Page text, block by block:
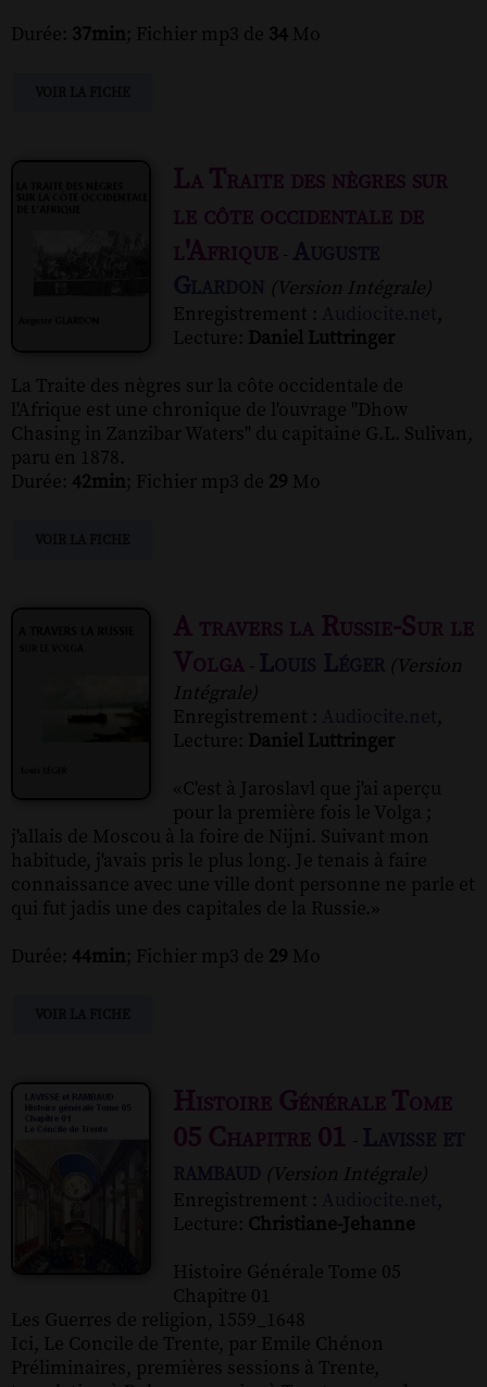
Durée: 37min; Fichier mp3 de 34 Mo
La Traite des nègres sur
le côte occidentale de
l'Afrique -
(Version Intégrale)
Enregistrement :
,
Lecture: Daniel Luttringer
La Traite des nègres sur la côte occidentale de
l'Afrique est une chronique de l'ouvrage "Dhow
Chasing in Zanzibar Waters" du capitaine G.L. Sulivan,
paru en 1878.
Durée: 42min; Fichier mp3 de 29 Mo
A travers la Russie-Sur le
Volga -
(Version
Intégrale)
Enregistrement :
,
Lecture: Daniel Luttringer
«C'est à Jaroslavl que j'ai aperçu
pour la première fois le Volga ;
j'allais de Moscou à la foire de Nijni. Suivant mon
habitude, j'avais pris le plus long. Je tenais à faire
connaissance avec une ville dont personne ne parle et
qui fut jadis une des capitales de la Russie.»
Durée: 44min; Fichier mp3 de 29 Mo
Histoire Générale Tome
05 Chapitre 01 -
(Version Intégrale)
Enregistrement :
,
Lecture: Christiane-Jehanne
Histoire Générale Tome 05
Chapitre 01
Les Guerres de religion, 1559_1648
Ici, Le Concile de Trente, par Emile Chénon
Préliminaires, premières sessions à Trente,